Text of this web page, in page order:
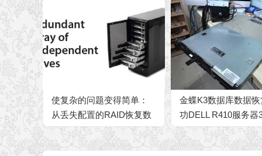
使复杂的问题变得简单：
从丢失配置的RAID恢复数
据的独特方法
金蝶K3数据库数据
功DELL R410服务器
500G硬盘RAID5其
硬盘损坏